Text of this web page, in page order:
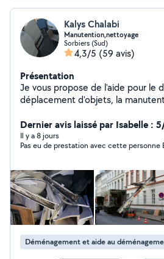
Kalys Chalabi
Manutention,nettoyage
Sorbiers (Sud)
4,3/5 (59 avis)
Présentation
Je vous propose de l'aide pour le
déplacement d'objets, la
pour vous aider à vider, ranger et
avec sérieux et efficacité.
Dernier avis laissé par Isabelle :
Il y a 8 jours
Déménagement et aide au